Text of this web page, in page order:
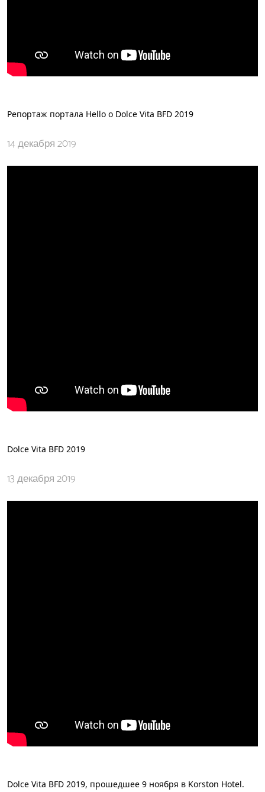
Репортаж портала Hello о Dolce Vita BFD 2019
14 декабря 2019
Dolce Vita BFD 2019
13 декабря 2019
Dolce Vita​ BFD 2019, прошедшее 9 ноября в Korston Hotel.